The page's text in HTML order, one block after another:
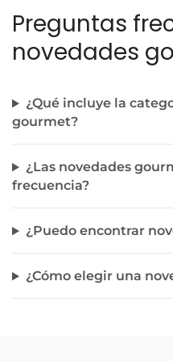
Preguntas
novedades
¿Qué incluye la
gourmet?
¿Las novedades
frecuencia?
¿Puedo encontrar
¿Cómo elegir una